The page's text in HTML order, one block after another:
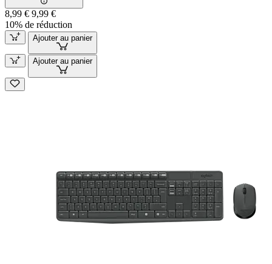
8,99 € 9,99 €
10% de réduction
Ajouter au panier
Ajouter au panier